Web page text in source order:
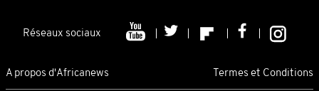
Réseaux sociaux
A propos d'Africanews Termes et Conditions